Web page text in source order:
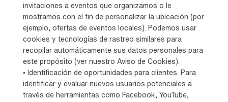
invitaciones a eventos que organizamos o le
mostramos con el fin de personalizar la ubicación (por
ejemplo, ofertas de eventos locales). Podemos usar
cookies y tecnologías de rastreo similares para
recopilar automáticamente sus datos personales para
este propósito (ver nuestro Aviso de Cookies).
• Identificación de oportunidades para clientes. Para
identificar y evaluar nuevos usuarios potenciales a
través de herramientas como Facebook, YouTube,